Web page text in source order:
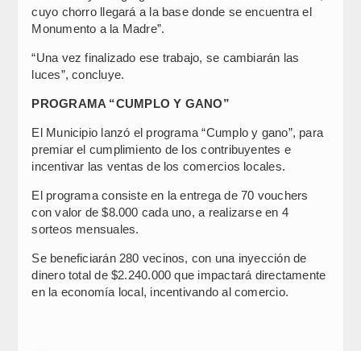
cuyo chorro llegará a la base donde se encuentra el
Monumento a la Madre”.
“Una vez finalizado ese trabajo, se cambiarán las
luces”, concluye.
PROGRAMA “CUMPLO Y GANO”
El Municipio lanzó el programa “Cumplo y gano”, para
premiar el cumplimiento de los contribuyentes e
incentivar las ventas de los comercios locales.
El programa consiste en la entrega de 70 vouchers
con valor de $8.000 cada uno, a realizarse en 4
sorteos mensuales.
Se beneficiarán 280 vecinos, con una inyección de
dinero total de $2.240.000 que impactará directamente
en la economía local, incentivando al comercio.